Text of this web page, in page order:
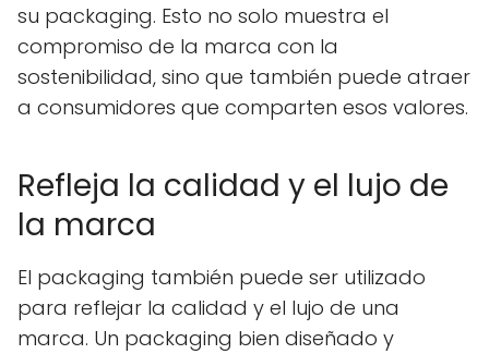
su packaging. Esto no solo muestra el
compromiso de la marca con la
sostenibilidad, sino que también puede atraer
a consumidores que comparten esos valores.
Refleja la calidad y el lujo de
la marca
El packaging también puede ser utilizado
para reflejar la calidad y el lujo de una
marca. Un packaging bien diseñado y